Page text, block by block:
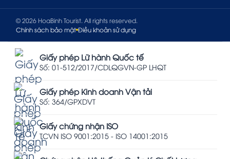
© 2026 HoaBinh Tourist. All rights reserved.
Chính sách bảo mật Điều khoản sử dụng
Giấy phép Lữ hành Quốc tế
Số: 01-512/2017/CDLQGVN-GP LHQT
Giấy phép Kinh doanh Vận tải
Số: 364/GPXDVT
Giấy chứng nhận ISO
TCVN ISO 9001:2015 - ISO 14001:2015